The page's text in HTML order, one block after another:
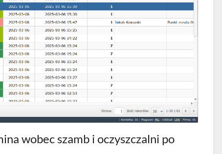
wobec szamb i oczyszczalni po